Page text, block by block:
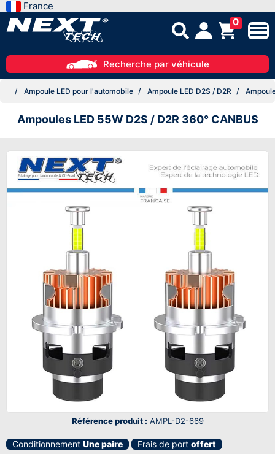
France
0
Recherche par véhicule
Ampoule LED pour l'automobile Ampoule LED D2S / D2R
Ampoules LED 55W D2S / D2R 360° CANBUS
Référence produit : AMPL-D2-669
Conditionnement Une paire Frais de port offert